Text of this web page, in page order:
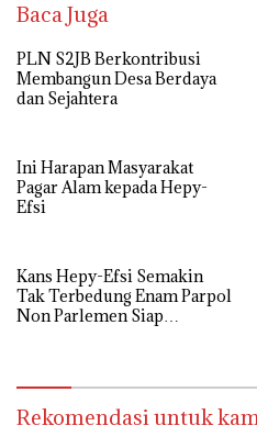
Baca Juga
PLN S2JB Berkontribusi
Membangun Desa Berdaya
dan Sejahtera
Ini Harapan Masyarakat
Pagar Alam kepada Hepy-
Efsi
Kans Hepy-Efsi Semakin
Tak Terbedung Enam Parpol
Non Parlemen Siap
Rekomendasi untuk